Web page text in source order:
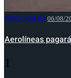
NACIONALES 06/08/
Aerolíneas
1